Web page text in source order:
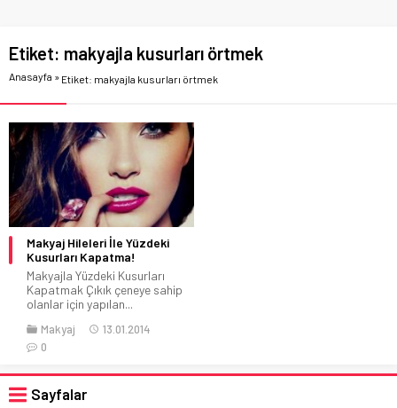
Etiket: makyajla kusurları örtmek
Anasayfa » Etiket: makyajla kusurları örtmek
Makyaj Hileleri İle Yüzdeki
Kusurları Kapatma!
Makyajla Yüzdeki Kusurları
Kapatmak Çıkık çeneye sahip
olanlar için yapılan...
Makyaj
13.01.2014
0
Sayfalar